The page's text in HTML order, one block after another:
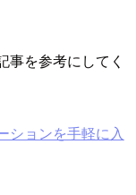
事を参考にしてく
ションを手軽に入